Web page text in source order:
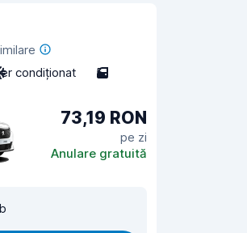
condiționat 5
73,19 RON
pe zi
Anulare gratuită